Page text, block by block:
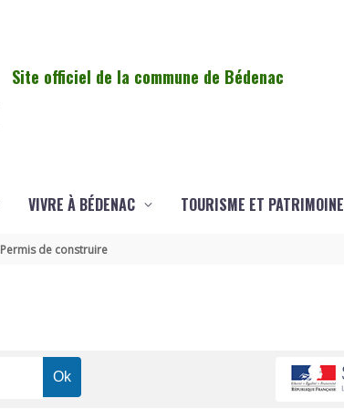
Site officiel de la commune de Bédenac
VIVRE À BÉDENAC TOURISME ET PATRIMOINE
Permis de construire